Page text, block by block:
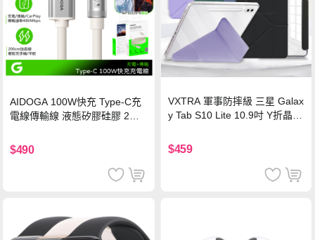
AIDOGA 100W快充 Type-C充
電線傳輸線 液態矽膠硅膠 2M
$490
VXTRA 軍事防摔級 三星 Galax
y Tab S10 Lite 10.9吋 Y折晶透
$459